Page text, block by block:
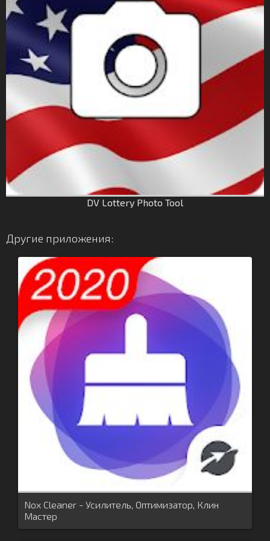
DV Lottery Photo Tool
Другие приложения:
Nox Cleaner - Усилитель, Оптимизатор, Клин
Мастер